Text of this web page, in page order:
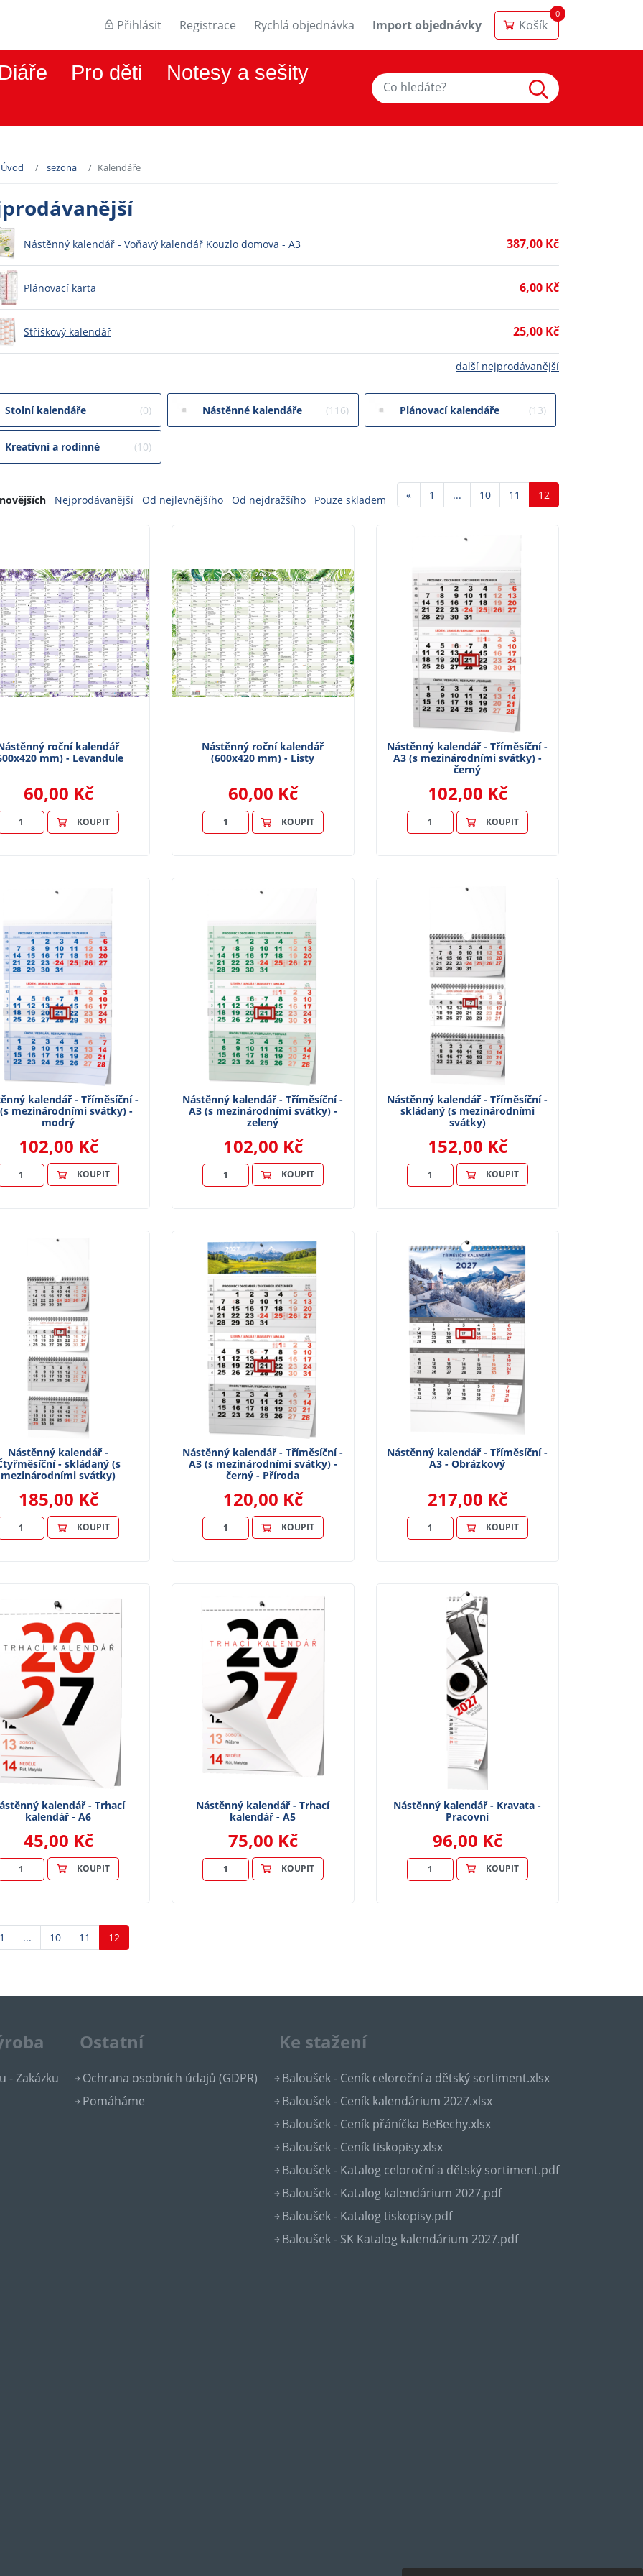
Přihlásit Registrace Rychlá objednávka Import objednávky Košík
0
Pro děti Notesy a sešity
Úvod sezona Kalendáře
Nástěnný kalendář - Voňavý kalendář Kouzlo domova - A3 387,00 Kč
Plánovací karta 6,00 Kč
Stříškový kalendář 25,00 Kč
další nejprodávanější
Stolní kalendáře (0) Nástěnné kalendáře (116) Plánovací kalendáře (13)
Kreativní a rodinné (10)
Nejprodávanější Od nejlevnějšího Od nejdražšího Pouze skladem «Předchozí
1 ... 10 11 12
roční kalendář
mm) - Levandule
60,00 Kč
KOUPIT
Nástěnný roční kalendář
(600x420 mm) - Listy
60,00 Kč
KOUPIT
Nástěnný kalendář - Tříměsíční -
A3 (s mezinárodními svátky) -
černý
102,00 Kč
KOUPIT
kalendář - Tříměsíční -
mezinárodními svátky) -
modrý
102,00 Kč
KOUPIT
Nástěnný kalendář - Tříměsíční -
A3 (s mezinárodními svátky) -
zelený
102,00 Kč
KOUPIT
Nástěnný kalendář - Tříměsíční -
skládaný (s mezinárodními
svátky)
152,00 Kč
KOUPIT
Nástěnný kalendář -
- skládaný (s
mezinárodními svátky)
185,00 Kč
KOUPIT
Nástěnný kalendář - Tříměsíční -
A3 (s mezinárodními svátky) -
černý - Příroda
120,00 Kč
KOUPIT
Nástěnný kalendář - Tříměsíční -
A3 - Obrázkový
217,00 Kč
KOUPIT
kalendář - Trhací
kalendář - A6
45,00 Kč
KOUPIT
Nástěnný kalendář - Trhací
kalendář - A5
75,00 Kč
KOUPIT
Nástěnný kalendář - Kravata -
Pracovní
96,00 Kč
KOUPIT
1 ... 10 11 12
- Zakázku
Ostatní
Ochrana osobních údajů (GDPR)
Pomáháme
Ke stažení
Baloušek - Ceník celoroční a dětský sortiment.xlsx
Baloušek - Ceník kalendárium 2027.xlsx
Baloušek - Ceník přáníčka BeBechy.xlsx
Baloušek - Ceník tiskopisy.xlsx
Baloušek - Katalog celoroční a dětský sortiment.pdf
Baloušek - Katalog kalendárium 2027.pdf
Baloušek - Katalog tiskopisy.pdf
Baloušek - SK Katalog kalendárium 2027.pdf